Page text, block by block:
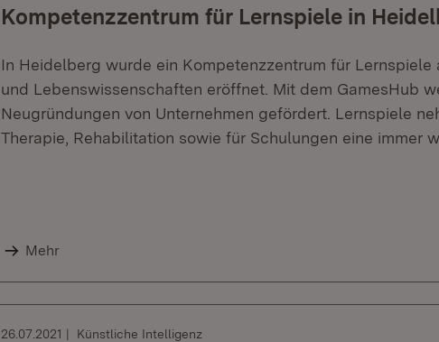
Kompetenzzentrum für Lernspiele in
In Heidelberg wurde ein Kompetenzzentrum für Lernspiele
und Lebenswissenschaften eröffnet. Mit dem GamesHub
Neugründungen von Unternehmen gefördert. Lernspiele
Therapie, Rehabilitation sowie für Schulungen eine immer
Mehr
26.07.2021 Künstliche Intelligenz